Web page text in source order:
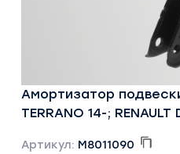
Амортизатор
TERRANO 14-; RENAULT
Артикул: M8011090